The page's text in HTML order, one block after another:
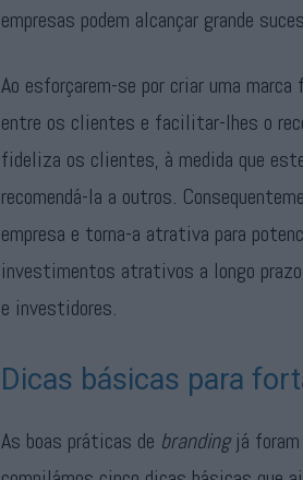
empresas podem alcançar grande
Ao esforçarem-se por criar uma
entre os clientes e facilitar-lhes o
fideliza os clientes, à medida que
recomendá-la a outros.
empresa e torna-a atrativa para
investimentos atrativos a longo
e investidores.
Dicas básicas para
As boas práticas de brandingjá foram